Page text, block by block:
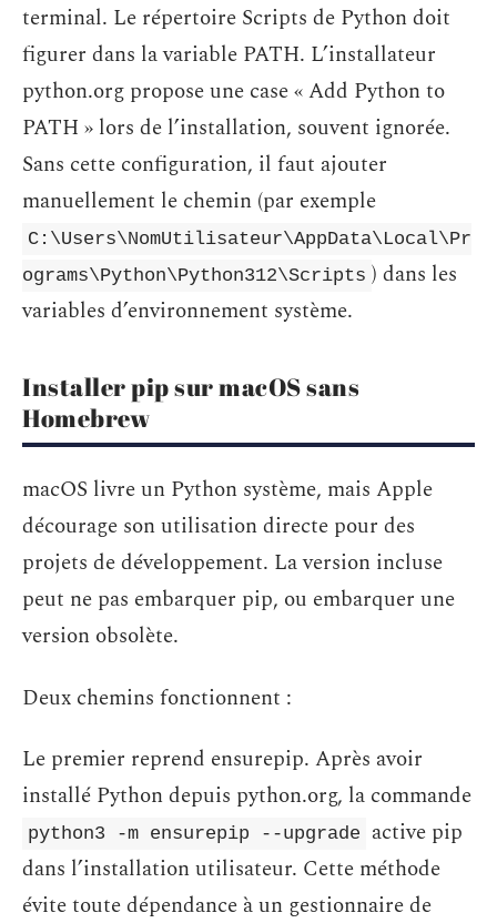
terminal. Le répertoire Scripts de Python doit
figurer dans la variable PATH. L’installateur
python.org propose une case « Add Python to
PATH » lors de l’installation, souvent ignorée.
Sans cette configuration, il faut ajouter
manuellement le chemin (par exemple
C:\Users\NomUtilisateur\AppData\Local\Pr
ograms\Python\Python312\Scripts ) dans les
variables d’environnement système.
Installer pip sur macOS sans
Homebrew
macOS livre un Python système, mais Apple
décourage son utilisation directe pour des
projets de développement. La version incluse
peut ne pas embarquer pip, ou embarquer une
version obsolète.
Deux chemins fonctionnent :
Le premier reprend ensurepip. Après avoir
installé Python depuis python.org, la commande
python3 -m ensurepip --upgrade
active pip
dans l’installation utilisateur. Cette méthode
évite toute dépendance à un gestionnaire de